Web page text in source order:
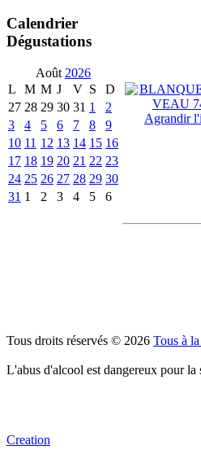
Calendrier
Dégustations
Août 2026
L
M M J V S
D
27 28 29 30 31 1
2
3
4 5 6 7 8
9
10 11 12 13 14 15 16
17 18 19 20 21 22 23
24 25 26 27 28 29 30
31 1 2 3 4 5 6
Agrandir
Tous droits réservés © 2026 Tous à
L'abus d'alcool est dangereux pour
Creation